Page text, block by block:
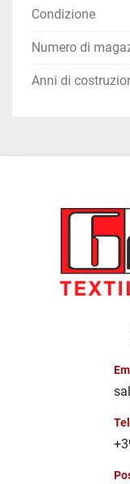
Condizione
Numero di
Anni di